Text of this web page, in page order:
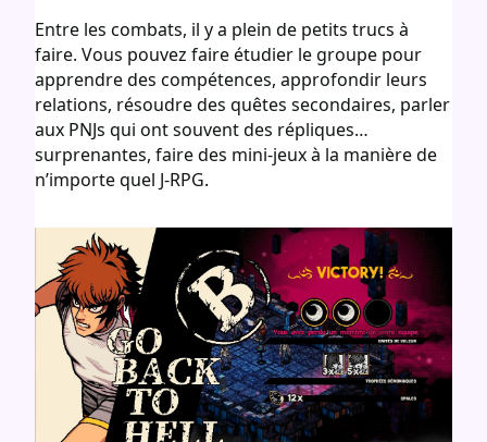
Entre les combats, il y a plein de petits trucs à
faire. Vous pouvez faire étudier le groupe pour
apprendre des compétences, approfondir leurs
relations, résoudre des quêtes secondaires, parler
aux PNJs qui ont souvent des répliques…
surprenantes, faire des mini-jeux à la manière de
n’importe quel J-RPG.